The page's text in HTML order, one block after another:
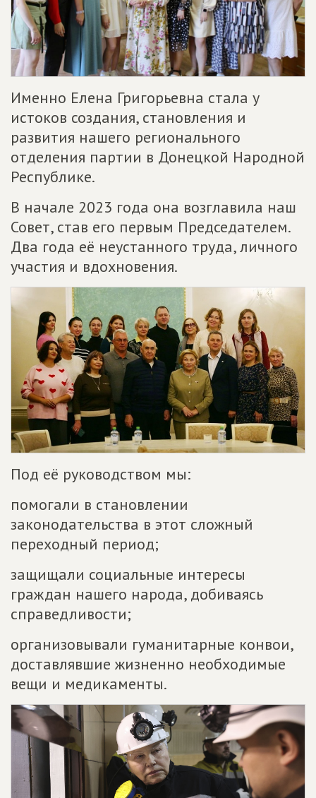
Именно Елена Григорьевна стала у
истоков создания, становления и
развития нашего регионального
отделения партии в Донецкой Народной
Республике.
В начале 2023 года она возглавила наш
Совет, став его первым Председателем.
Два года её неустанного труда, личного
участия и вдохновения.
Под её руководством мы:
помогали в становлении
законодательства в этот сложный
переходный период;
защищали социальные интересы
граждан нашего народа, добиваясь
справедливости;
организовывали гуманитарные конвои,
доставлявшие жизненно необходимые
вещи и медикаменты.